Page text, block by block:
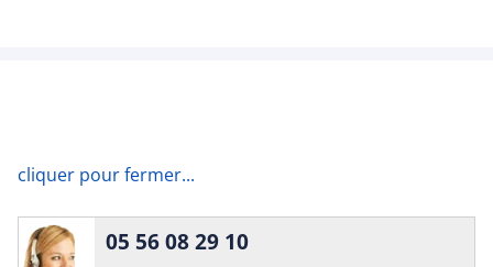
cliquer pour fermer...
05 56 08 29 10